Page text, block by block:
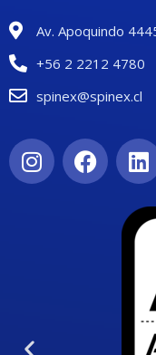
Av. Apoquindo
+56 2 2212 4780
spinex@spinex.cl